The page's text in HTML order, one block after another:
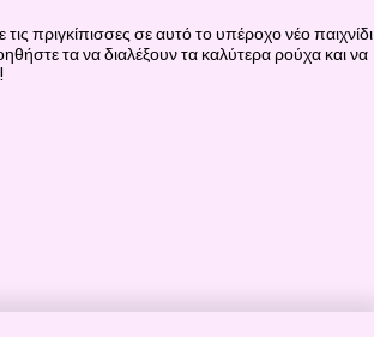
πριγκίπισσες σε αυτό το υπέροχο νέο παιχνίδι
τα να διαλέξουν τα καλύτερα ρούχα και να